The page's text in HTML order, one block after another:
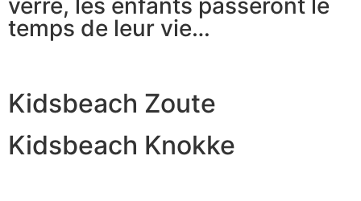
verre, les enfants passeront le
temps de leur vie…
Kidsbeach Zoute
Kidsbeach Knokke